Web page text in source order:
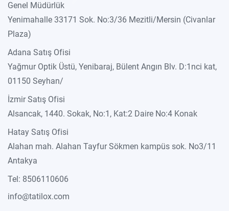
Genel Müdürlük
Yenimahalle 33171 Sok. No:3/36 Mezitli/Mersin (Civanlar
Plaza)
Adana Satış Ofisi
Yağmur Optik Üstü, Yenibaraj, Bülent Angın Blv. D:1nci kat,
01150 Seyhan/
İzmir Satış Ofisi
Alsancak, 1440. Sokak, No:1, Kat:2 Daire No:4 Konak
Hatay Satış Ofisi
Alahan mah. Alahan Tayfur Sökmen kampüs sok. No3/11
Antakya
Tel: 8506110606
info@tatilox.com